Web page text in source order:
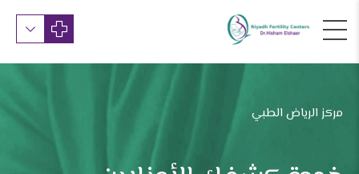
مركز الرياض الطبي